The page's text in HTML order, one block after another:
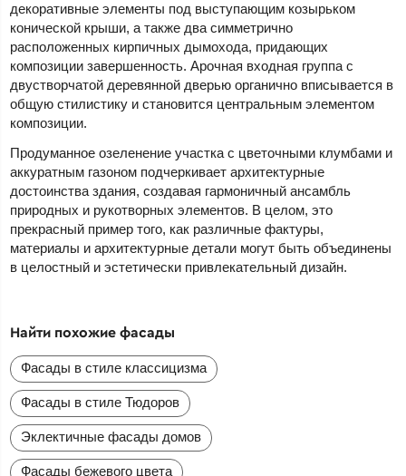
декоративные элементы под выступающим козырьком
конической крыши, а также два симметрично
расположенных кирпичных дымохода, придающих
композиции завершенность. Арочная входная группа с
двустворчатой деревянной дверью органично вписывается в
общую стилистику и становится центральным элементом
композиции.
Продуманное озеленение участка с цветочными клумбами и
аккуратным газоном подчеркивает архитектурные
достоинства здания, создавая гармоничный ансамбль
природных и рукотворных элементов. В целом, это
прекрасный пример того, как различные фактуры,
материалы и архитектурные детали могут быть объединены
в целостный и эстетически привлекательный дизайн.
Найти похожие фасады
Фасады в стиле классицизма
Фасады в стиле Тюдоров
Эклектичные фасады домов
Фасады бежевого цвета